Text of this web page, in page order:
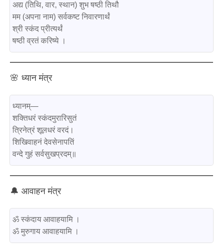
अद्य (तिथि, वार, स्थान) शुभ षष्ठी तिथौ
मम (अपना नाम) सर्वकष्ट निवारणार्थं
श्री स्कंद प्रीत्यर्थं
🌸 ध्यान मंत्र
ध्यानम्—
शक्तिधरं स्कंदमुरारिसुतं
त्रिनेत्रं शूलधरं वरदं।
शिखिवाहनं देवसेनापतिं
🔔 आवाहन मंत्र
ॐ स्कंदाय आवाहयामि ।